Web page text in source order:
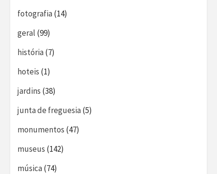
fotografia(14)
geral (99)
história(7)
hoteis (1)
jardins (38)
junta de freguesia(5)
monumentos (47)
museus (142)
música(74)